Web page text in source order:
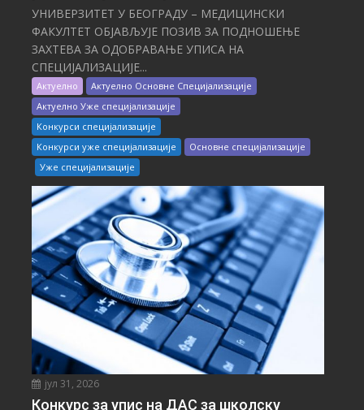
УНИВЕРЗИТЕТ У БЕОГРАДУ – МЕДИЦИНСКИ
ФАКУЛТЕТ ОБЈАВЉУЈЕ ПОЗИВ ЗА ПОДНОШЕЊЕ
ЗАХТЕВА ЗА ОДОБРАВАЊЕ УПИСА НА
СПЕЦИЈАЛИЗАЦИЈЕ...
Актуелно
Актуелно Основне Специјализације
Актуелно Уже специјализације
Конкурси специјализације
Конкурси уже специјализације
Основне специјализације
Уже специјализације
јул 31, 2026
Конкурс за упис на ДАС за школску